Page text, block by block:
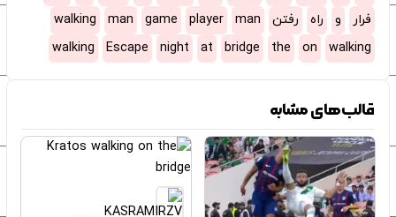
فرار
و راه رفتن man
player
game
man
walking
walking
on
the
bridge
at
night
Escape
walking
قالب‌های مشابه